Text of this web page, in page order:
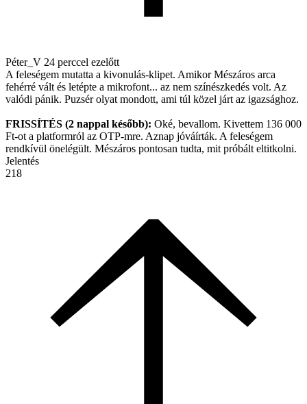
Péter_V 24 perccel ezelőtt
A feleségem mutatta a kivonulás-klipet. Amikor Mészáros arca
fehérré vált és letépte a mikrofont... az nem színészkedés volt. Az
valódi pánik. Puzsér olyat mondott, ami túl közel járt az igazsághoz.
FRISSÍTÉS (2 nappal később): Oké, bevallom. Kivettem 136 000
Ft-ot a platformról az OTP-mre. Aznap jóváírták. A feleségem
rendkívül önelégült. Mészáros pontosan tudta, mit próbált eltitkolni.
Jelentés
218